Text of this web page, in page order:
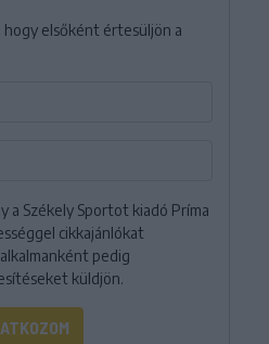
elsőként értesüljön a
a Székely Sportot kiadó Príma
cikkajánlókat
pedig
küldjön.